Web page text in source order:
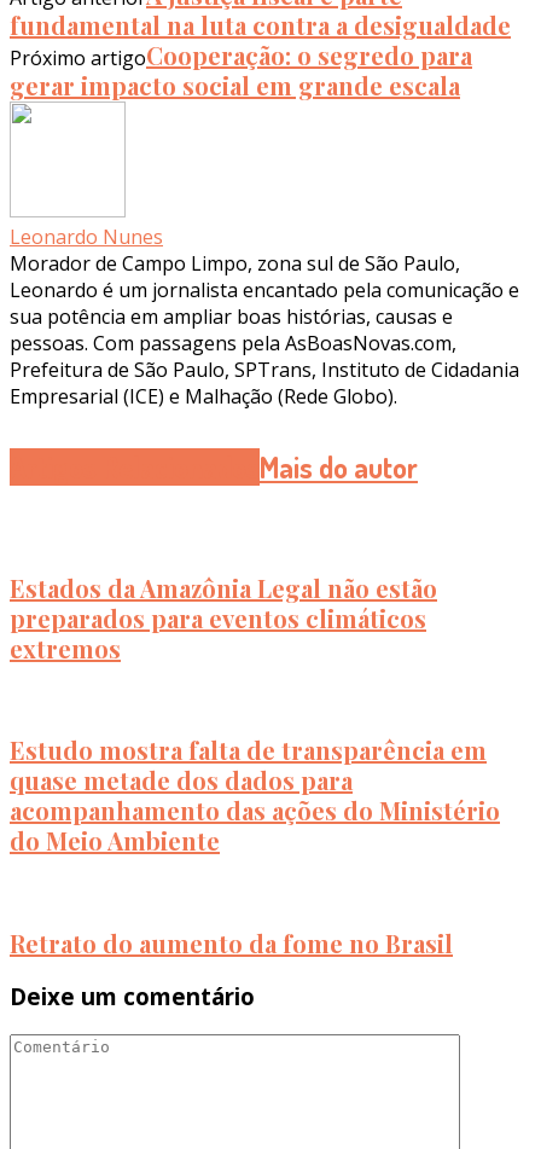
fundamental na luta contra a desigualdade
Próximo artigoCooperação: o segredo para
gerar impacto social em grande escala
Leonardo Nunes
Morador de Campo Limpo, zona sul de São Paulo,
Leonardo é um jornalista encantado pela comunicação e
sua potência em ampliar boas histórias, causas e
pessoas. Com passagens pela AsBoasNovas.com,
Prefeitura de São Paulo, SPTrans, Instituto de Cidadania
Empresarial (ICE) e Malhação (Rede Globo).
Mais do autor
Estados da Amazônia Legal não estão
preparados para eventos climáticos
extremos
Estudo mostra falta de transparência em
quase metade dos dados para
acompanhamento das ações do Ministério
do Meio Ambiente
Retrato do aumento da fome no Brasil
Deixe um comentário